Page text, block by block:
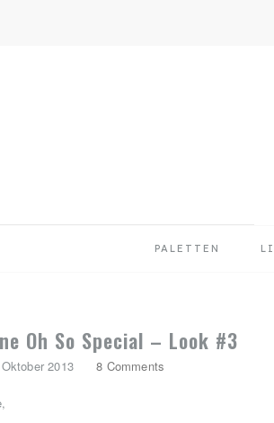
PALETTEN
Oh So Special – Look #3
2013 8 Comments